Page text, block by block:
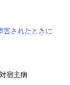
されたときに
宿主病